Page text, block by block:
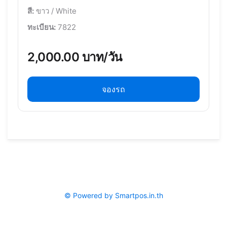
สี: ขาว / White
ทะเบียน: 7822
2,000.00 บาท/วัน
จองรถ
© Powered by Smartpos.in.th